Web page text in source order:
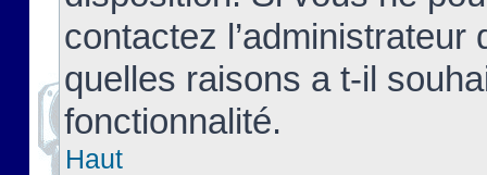
contactez
quelles raisons a t-il
fonctionnalité.
Haut